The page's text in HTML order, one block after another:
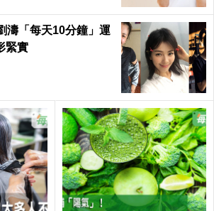
濤「每天10分鐘」運
緊實